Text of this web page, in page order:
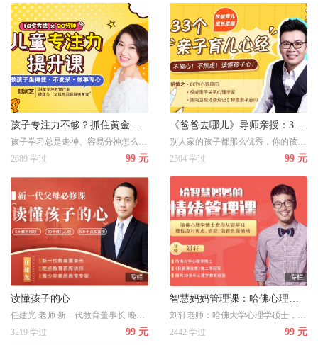
孩子学习总是走神、容易分神怎么办？24年专注教育心理学的郑老师教你抓住黄金纠正期，18堂课轻松打造孩子超强专注力，收获好成绩！
2689 学过
99 元
别人家的孩子都那么优秀，你的孩子怎能落下？33个亲子育儿心，当不操心/不焦虑/读懂孩子心的好爸妈
2504 学过
99 元
读懂孩子的心
任建光 老师 新一代教育董事长 晚点教育首席讲师 青少年素质教育专家 你将获得 影响百万人的教育方法 凝聚20年教育经验，实用的教育理念与方法 性格养成的引导策略 从小养成孩子好习惯，建立自信积极的人格 即学即用的沟通技巧 6个亲子沟通方法，让你不急不吼做最完美父母 学霸高效的提分秘笈 科学高效的学习方法，从根本上提升孩子学习成绩
3219 学过
99 元
智慧妈妈管理课：哈佛心理学专家教你理性面对焦虑、压抑、愤怒、沮丧、拖延
刘轩老师：哈佛大学心理学硕士，《我是演说家》第二季冠军，拥有20多年心理学教育经验。
2442 学过
99 元